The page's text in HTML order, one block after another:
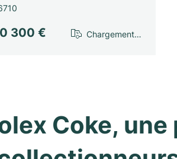
300 € Chargement…
Coke,